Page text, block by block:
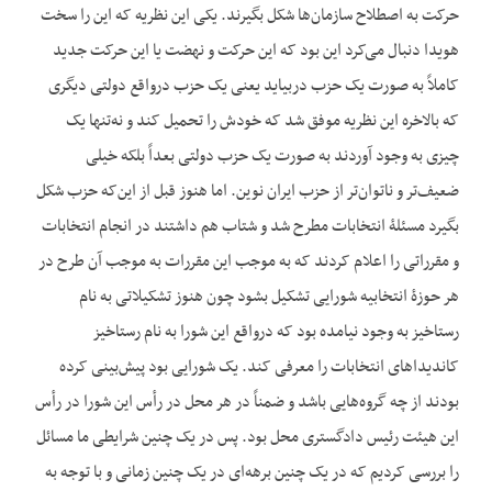
حرکت به اصطلاح سازمان‌ها شکل بگیرند. یکی این نظریه که این را سخت
هویدا دنبال می‌کرد این بود که این حرکت و نهضت یا این حرکت جدید
کاملاً به صورت یک حزب دربیاید یعنی یک حزب درواقع دولتی دیگری
که بالاخره این نظریه موفق شد که خودش را تحمیل کند و نه‌تنها یک
چیزی به وجود آوردند به صورت یک حزب دولتی بعداً بلکه خیلی
ضعیف‌تر و ناتوان‌تر از حزب ایران نوین. اما هنوز قبل از این‌که حزب شکل
بگیرد مسئلۀ انتخابات مطرح شد و شتاب هم داشتند در انجام انتخابات
و مقرراتی را اعلام کردند که به موجب این مقررات به موجب آن طرح در
هر حوزۀ انتخابیه شورایی تشکیل بشود چون هنوز تشکیلاتی به نام
رستاخیز به وجود نیامده بود که درواقع این شورا به نام رستاخیز
کاندیدا‌های انتخابات را معرفی کند. یک شورایی بود پیش‌بینی کرده
بودند از چه گروه‌هایی باشد و ضمناً در هر محل در رأس این شورا در رأس
این هیئت رئیس دادگستری محل بود. پس در یک چنین شرایطی ما مسائل
را بررسی کردیم که در یک چنین برهه‌ای در یک چنین زمانی و با توجه به